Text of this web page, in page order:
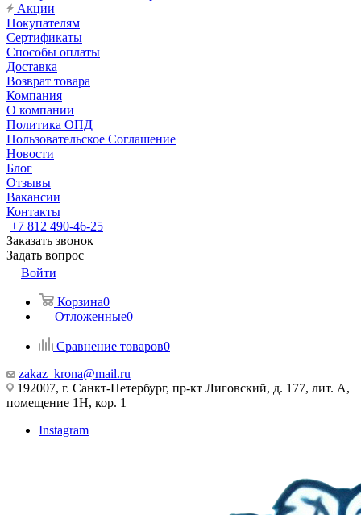
Акции
Покупателям
Сертификаты
Способы оплаты
Доставка
Возврат товара
Компания
О компании
Политика ОПД
Пользовательское Соглашение
Новости
Блог
Отзывы
Вакансии
Контакты
+7 812 490-46-25
Заказать звонок
Задать вопрос
Войти
Корзина0
Отложенные0
Сравнение товаров0
zakaz_krona@mail.ru
192007, г. Санкт-Петербург, пр-кт Лиговский, д. 177, лит. А,
помещение 1Н, кор. 1
Instagram